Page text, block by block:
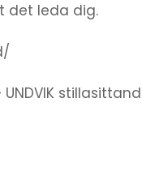
det leda dig.